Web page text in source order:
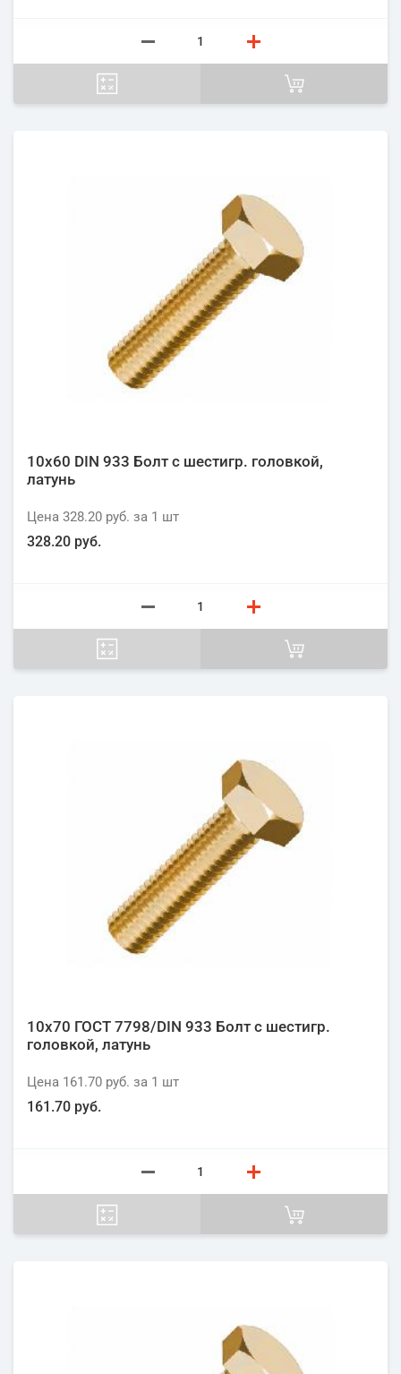
10х60 DIN 933 Болт с шестигр. головкой,
латунь
Цена 328.20 руб. за 1 шт
328.20 руб.
10х70 ГОСТ 7798/DIN 933 Болт с шестигр.
головкой, латунь
Цена 161.70 руб. за 1 шт
161.70 руб.